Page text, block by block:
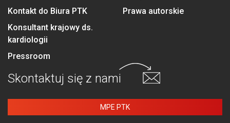
Kontakt do Biura PTK
Konsultant krajowy ds.
kardiologii
Pressroom
Prawa autorskie
Skontaktuj się z nami
MPE PTK